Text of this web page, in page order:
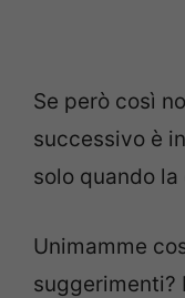
Se però così
successivo è
solo quando
Unimamme
suggerimenti?